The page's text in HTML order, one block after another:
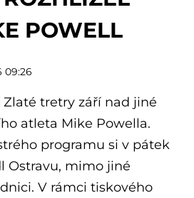
POWELL
09:26
Zlaté tretry září nad jiné
atleta Mike Powella.
programu si v pátek
Ostravu, mimo jiné
V rámci tiskového